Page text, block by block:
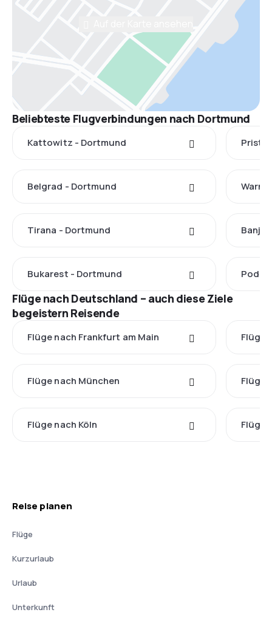
Beliebteste Flugverbindungen nach Dortmund
Kattowitz - Dortmund
Belgrad - Dortmund
Tirana - Dortmund Banja
Bukarest - Dortmund
Flüge nach Deutschland – auch diese Ziele
begeistern Reisende
Flüge nach Frankfurt am Main Flüge
Flüge nach München Flüge
Flüge nach Köln Flüge
Reise planen
Flüge
Kurzurlaub
Urlaub
Unterkunft